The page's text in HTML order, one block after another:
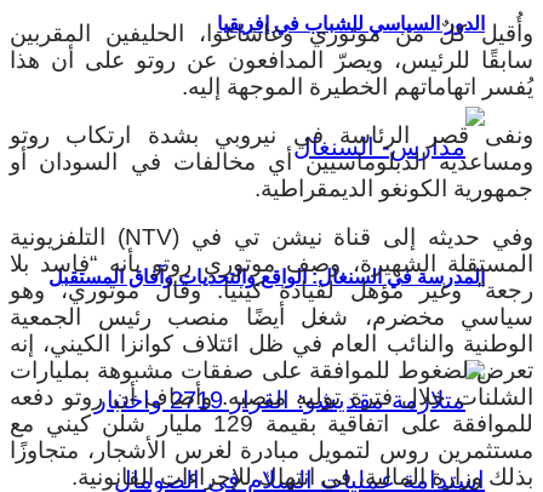
الدور السياسي للشباب في إفريقيا
المدرسة في السنغال: الواقع والتحديات وآفاق المستقبل
وأُقيل كلٌ من موتوري وغاشاغوا، الحليفين المقربين
سابقًا للرئيس، ويصرّ المدافعون عن روتو على أن هذا
يُفسر اتهاماتهم الخطيرة الموجهة إليه.
ونفى قصر الرئاسة في نيروبي بشدة ارتكاب روتو
ومساعديه الدبلوماسيين أي مخالفات في السودان أو
جمهورية الكونغو الديمقراطية.
وفي حديثه إلى قناة نيشن تي في (NTV) التلفزيونية
المستقلة الشهيرة، وصف موتوري روتو بأنه “فاسد بلا
رجعة” وغير مؤهل لقيادة كينيا. وقال موتوري، وهو
سياسي مخضرم، شغل أيضًا منصب رئيس الجمعية
الوطنية والنائب العام في ظل ائتلاف كوانزا الكيني، إنه
تعرض لضغوط للموافقة على صفقات مشبوهة بمليارات
الشلنات خلال فترة توليه منصبه. وأضاف أن روتو دفعه
للموافقة على اتفاقية بقيمة 129 مليار شلن كيني مع
مستثمرين روس لتمويل مبادرة لغرس الأشجار، متجاوزًا
بذلك وزارة المالية، في انتهاك للإجراءات القانونية.